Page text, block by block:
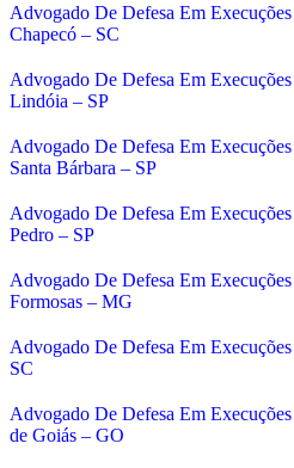
Advogado De Defesa Em
Chapecó – SC
Advogado De Defesa Em
Lindóia – SP
Advogado De Defesa Em
Santa Bárbara – SP
Advogado De Defesa Em
Pedro – SP
Advogado De Defesa Em
Formosas – MG
Advogado De Defesa Em
SC
Advogado De Defesa Em
de Goiás – GO